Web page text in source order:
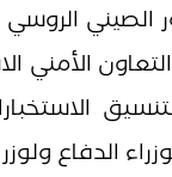
الصيني
الأمني
الدفاع